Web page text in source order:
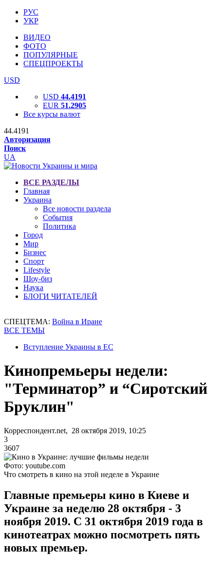
РУС
УКР
ВИДЕО
ФОТО
ПОПУЛЯРНЫЕ
СПЕЦПРОЕКТЫ
USD
USD 44.4191
EUR 51.2905
Все курсы валют
44.4191
Авторизация
Поиск
UA
ВСЕ РАЗДЕЛЫ
Главная
Украина
Все новости раздела
События
Политика
Город
Мир
Бизнес
Спорт
Lifestyle
Шоу-биз
Наука
БЛОГИ ЧИТАТЕЛЕЙ
СПЕЦТЕМА: Война в Иране
ВСЕ ТЕМЫ
Вступление Украины в ЕС
Кинопремьеры недели:
"Терминатор” и “Сиротский
Бруклин"
Корреспондент.net, 28 октября 2019, 10:25
3
3607
Фото: youtube.com
Что смотреть в кино на этой неделе в Украине
Главные премьеры кино в Киеве и
Украине за неделю 28 октября - 3
ноября 2019. С 31 октября 2019 года в
кинотеатрах можно посмотреть пять
новых премьер.